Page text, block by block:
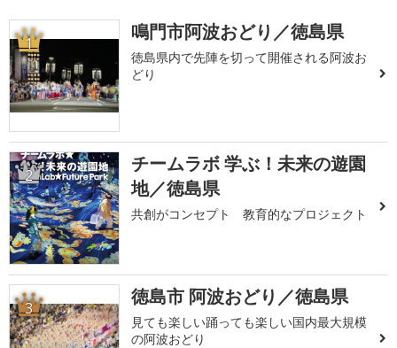
1 鳴門市阿波おどり／徳島県
徳島県内で先陣を切って開催される阿波お
どり
2
チームラボ 学ぶ！未来の遊園
地／徳島県
共創がコンセプト 教育的なプロジェクト
3 徳島市 阿波おどり／徳島県
見ても楽しい踊っても楽しい国内最大規模
の阿波おどり